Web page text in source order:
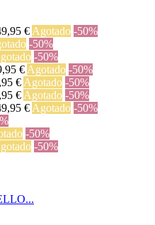
€Agotado -50%
-50%
-50%
€Agotado -50%
€Agotado -50%
€Agotado -50%
€Agotado -50%
-50%
-50%